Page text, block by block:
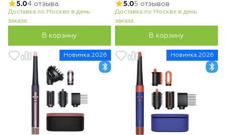
5.04 отзыва
Доставка по Москве в день
заказа.
В корзину
5.05 отзывов
Доставка по Москве в день
заказа.
В корзину
Новинка 2026 Новинка 2026